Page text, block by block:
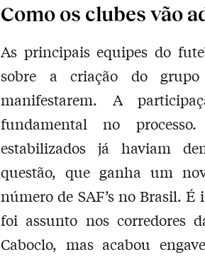
Como os clubes vão
As principais equipes do
sobre a criação do
manifestarem. A
fundamental no
estabilizados já haviam
questão, que ganha um
número de SAF’s no Brasil.
foi assunto nos corredores
Caboclo, mas acabou